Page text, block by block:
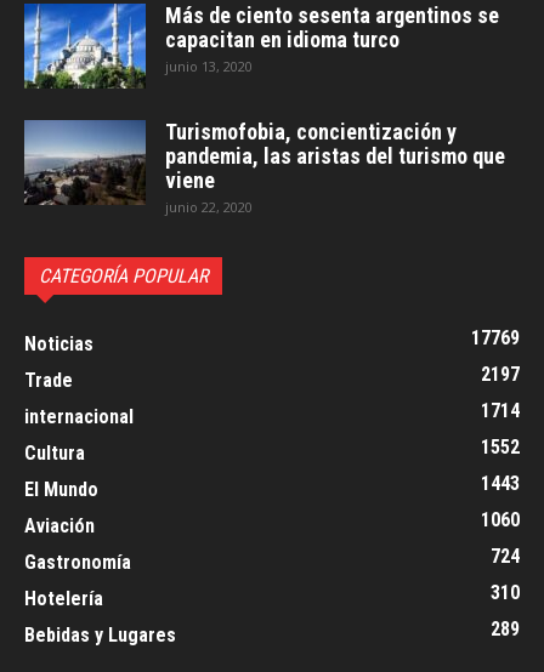
Más de ciento sesenta argentinos se
capacitan en idioma turco
junio 13, 2020
Turismofobia, concientización y
pandemia, las aristas del turismo que
viene
junio 22, 2020
CATEGORÍA POPULAR
Noticias
17769
Trade
2197
internacional
1714
Cultura
1552
El Mundo
1443
Aviación
1060
Gastronomía
724
Hotelería
310
Bebidas y Lugares
289